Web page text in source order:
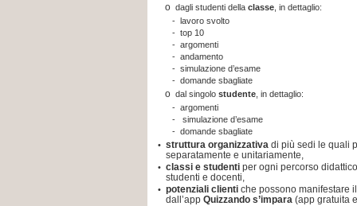
o dagli studenti della classe , in dettaglio:
- lavoro svolto
- top 10
- argomenti
- andamento
- simulazione d’esame
- domande sbagliate
o dal singolo studente , in dettaglio:
- argomenti
-
simulazione d’esame
- domande sbagliate
• struttura organizzativa di più sedi le quali
separatamente e unitariamente,
• classi e studenti per ogni percorso
studenti e docenti,
• potenziali clienti che possono manifestare
dall’app Quizzando s’impara (app gratuita